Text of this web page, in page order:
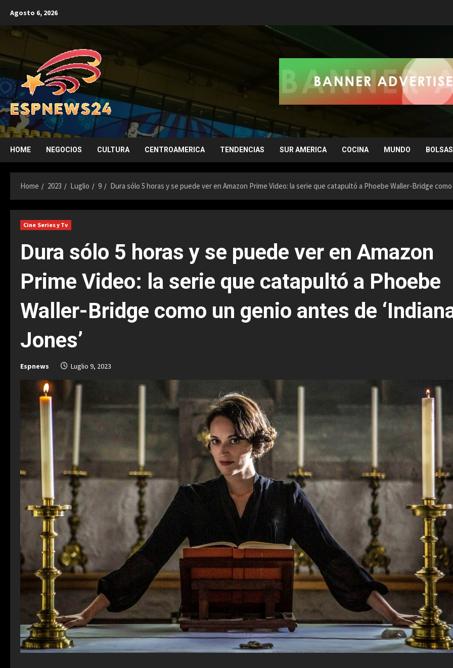
content
Agosto 6, 2026
HOME NEGOCIOS CULTURA CENTROAMERICA TENDENCIAS SUR AMERICA COCINA MUNDO
Home 2023 Luglio 9 Dura sólo 5 horas y se puede ver en Amazon Prime Video: la serie que catapultó a Phoebe Waller-Bridge
Cine Series y Tv
Dura sólo 5 horas y se puede ver en Amazon
Prime Video: la serie que catapultó a Phoebe
Waller-Bridge como un genio antes de
Jones’
Espnews Luglio 9, 2023